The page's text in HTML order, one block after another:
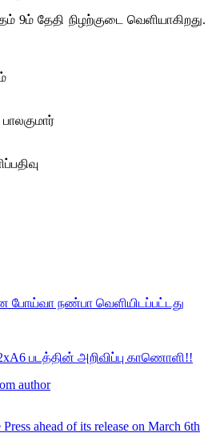
9ம் தேதி நிழற்குடை வெளியாகிறது.
போய்வா நண்பா வெளியிடப்பட்டது
படத்தின் அறிவிப்பு காணொளி!!
author
ahead of its release on March 6th